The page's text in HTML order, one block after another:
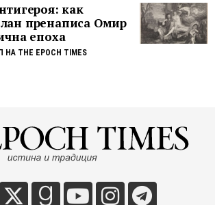
и
е, че
САЩ,
как
пренаписа Омир
епоха
НА THE EPOCH TIMES